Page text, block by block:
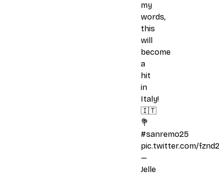
my
words,
this
will
become
a
hit
in
Italy!
🇮🇹
💐
#sanremo25
pic.twitter.com/
—
Jelle